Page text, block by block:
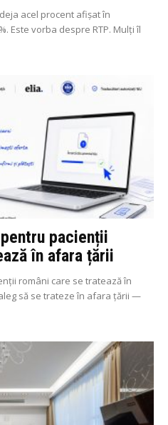
acel procent afișat în
Este vorba despre RTP. Mulți îl
pacienții
în afara țării
români care se tratează în
să se trateze în afara țării —